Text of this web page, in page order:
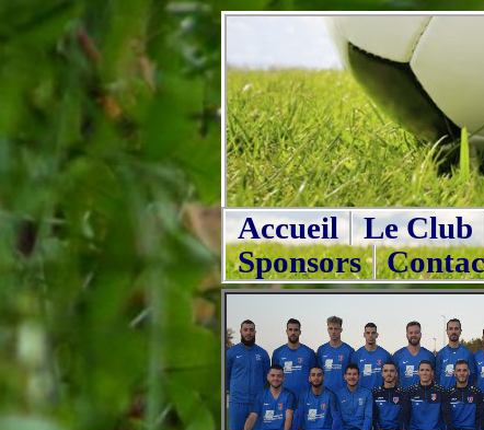
Accueil Le Club
Sponsors